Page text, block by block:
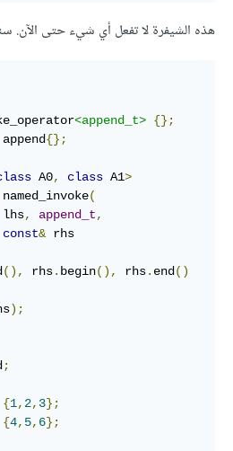
هذه الشيفرة لا تفعل أي شيء حتى الآن.
<append_t> {};
append{};
A0, class A1>
named_invoke(
lhs, append_t,
const&
(), rhs. begin(), rhs. end ()
);
;
{1, 2, 3};
{4, 5, 6};